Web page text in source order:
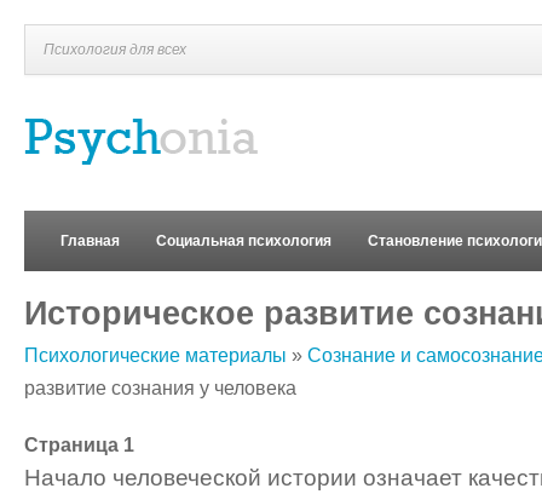
Психология для всех
Главная Социальная психология Становление
Историческое развитие
Психологические материалы » Сознание и
развитие сознания у человека
Страница 1
Начало человеческой истории означает